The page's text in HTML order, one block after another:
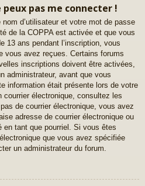
pas me connecter !
d’utilisateur et votre mot de passe
de la COPPA est activée et que vous
13 ans pendant l’inscription, vous
vous avez reçues. Certains forums
inscriptions doivent être activées,
administrateur, avant que vous
information était présente lors de votre
électronique, consultez les
de courrier électronique, vous avez
adresse de courrier électronique ou
en tant que pourriel. Si vous êtes
que vous avez spécifiée
un administrateur du forum.